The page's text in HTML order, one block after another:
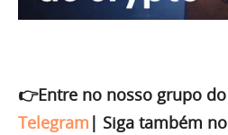
👉Entre no nosso grupo do
Telegram | Siga também no